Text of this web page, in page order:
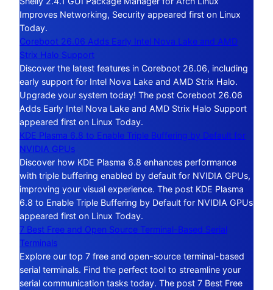
Improves Networking, Security appeared first on Linux
Today.
Coreboot 26.06 Adds Early Intel Nova Lake and AMD
Strix Halo Support
Discover the latest features in Coreboot 26.06, including
early support for Intel Nova Lake and AMD Strix Halo.
Upgrade your system today! The post Coreboot 26.06
Adds Early Intel Nova Lake and AMD Strix Halo Support
appeared first on Linux Today.
KDE Plasma 6.8 to Enable Triple Buffering by Default for
NVIDIA GPUs
Discover how KDE Plasma 6.8 enhances performance
with triple buffering enabled by default for NVIDIA GPUs,
improving your visual experience. The post KDE Plasma
6.8 to Enable Triple Buffering by Default for NVIDIA GPUs
appeared first on Linux Today.
7 Best Free and Open Source Terminal-Based Serial
Terminals
Explore our top 7 free and open-source terminal-based
serial terminals. Find the perfect tool to streamline your
serial communication tasks today. The post 7 Best Free